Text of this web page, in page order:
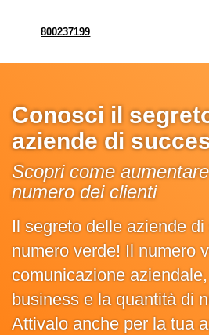
800237199
Conosci il
aziende di
Scopri come
numero dei clienti
Il segreto delle aziende
numero verde! Il numero
comunicazione
business e la quantità di
Attivalo anche per la tua